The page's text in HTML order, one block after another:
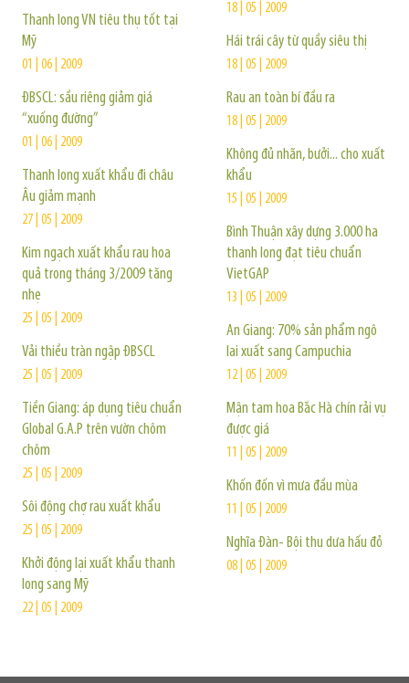
Thanh long VN tiêu thụ tốt tại
Mỹ
01 | 06 | 2009
ĐBSCL: sầu riêng giảm giá
“xuống đường”
01 | 06 | 2009
Thanh long xuất khẩu đi châu
Âu giảm mạnh
27 | 05 | 2009
Kim ngạch xuất khẩu rau hoa
quả trong tháng 3/2009 tăng
nhẹ
25 | 05 | 2009
Vải thiều tràn ngập ĐBSCL
25 | 05 | 2009
Tiền Giang: áp dụng tiêu chuẩn
Global G.A.P trên vườn chôm
chôm
25 | 05 | 2009
Sôi động chợ rau xuất khẩu
25 | 05 | 2009
Khởi động lại xuất khẩu thanh
long sang Mỹ
22 | 05 | 2009
18 | 05 | 2009
Hái trái cây từ quầy siêu thị
18 | 05 | 2009
Rau an toàn bí đầu ra
18 | 05 | 2009
Không đủ nhãn, bưởi... cho xuất
khẩu
15 | 05 | 2009
Bình Thuận xây dựng 3.000 ha
thanh long đạt tiêu chuẩn
VietGAP
13 | 05 | 2009
An Giang: 70% sản phẩm ngô
lai xuất sang Campuchia
12 | 05 | 2009
Mận tam hoa Bắc Hà chín rải vụ
được giá
11 | 05 | 2009
Khốn đốn vì mưa đầu mùa
11 | 05 | 2009
Nghĩa Đàn- Bội thu dưa hấu đỏ
08 | 05 | 2009